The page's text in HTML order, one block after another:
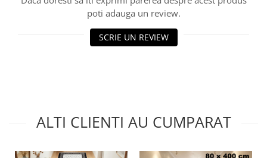
poti adauga un review.
SCRIE UN REVIEW
ALTI CLIENTI AU CUMPARAT